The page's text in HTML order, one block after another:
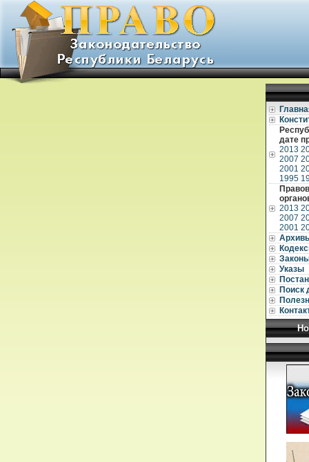
дате
2013
2007
2001
1995
2013
2007
2001
Указы
Поиск